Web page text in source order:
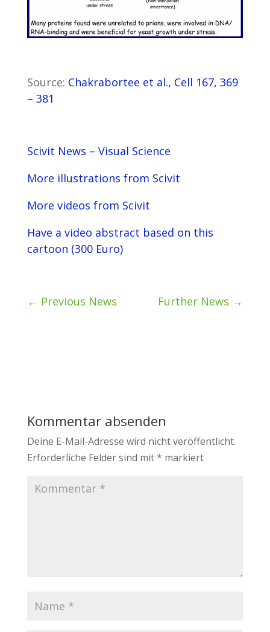
Source: Chakrabortee et al., Cell 167, 369
– 381
Scivit News – Visual Science
More illustrations from Scivit
More videos from Scivit
Have a video abstract based on this
cartoon (300 Euro)
← Previous News Further News →
Kommentar absenden
Deine E-Mail-Adresse wird nicht veröffentlicht.
Erforderliche Felder sind mit* markiert